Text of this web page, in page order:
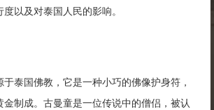
以及对泰国人民的影响。
于泰国佛教，它是一种小巧的佛像护身符，
金制成。古曼童是一位传说中的僧侣，被认